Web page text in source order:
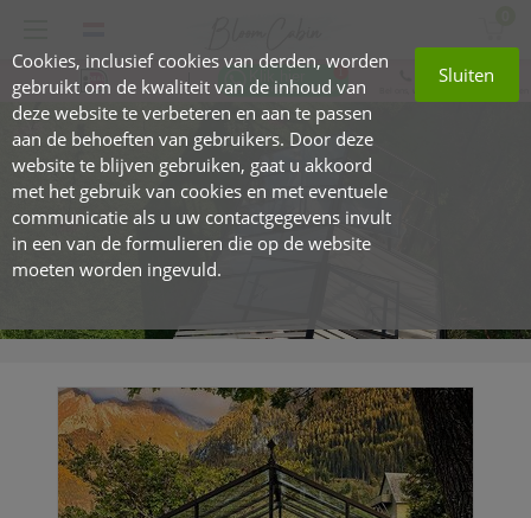
Cookies, inclusief cookies van derden, worden
gebruikt om de kwaliteit van de inhoud van
deze website te verbeteren en aan te passen
aan de behoeften van gebruikers. Door deze
website te blijven gebruiken, gaat u akkoord
met het gebruik van cookies en met eventuele
communicatie als u uw contactgegevens invult
in een van de formulieren die op de website
moeten worden ingevuld.
Sluiten
47 919 22 201